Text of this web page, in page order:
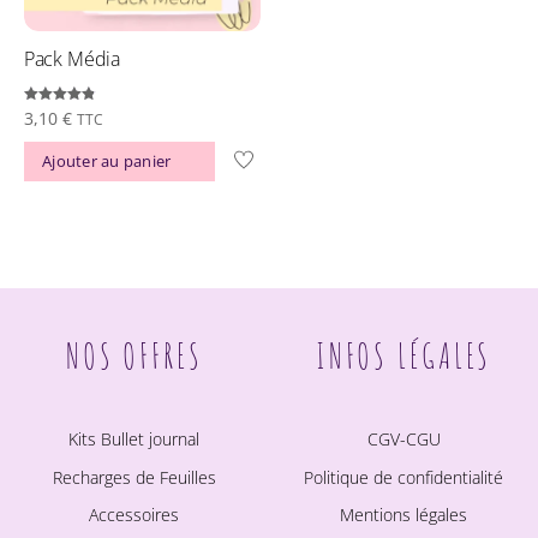
Pack Média
Note
4.83
sur 5
3,10 € TTC
Ajouter au panier
NOS OFFRES
Kits Bullet journal
Recharges de Feuilles
Accessoires
INFOS LÉGALES
CGV-CGU
Politique de confidentialité
Mentions légales